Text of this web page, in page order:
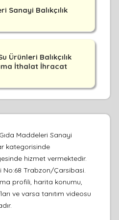
Sanayi Balıkçılık
Ürünleri Balıkçılık
İthalat İhracat
Maddeleri Sanayi
kategorisinde
hizmet vermektedir.
Trabzon/Çarsibasi.
profili, harita konumu,
ve varsa tanıtım videosu